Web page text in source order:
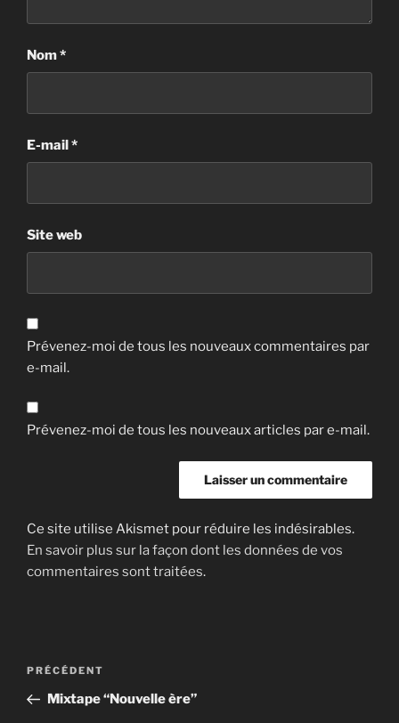
Nom*
E-mail*
Site web
Prévenez-moi de tous les nouveaux commentaires par
e-mail.
Prévenez-moi de tous les nouveaux articles par e-mail.
Ce site utilise Akismet pour réduire les indésirables.
En savoir plus sur la façon dont les données de vos
commentaires sont traitées.
Navigation
l’article
Article
précédent
PRÉCÉDENT
Mixtape “Nouvelle ère”